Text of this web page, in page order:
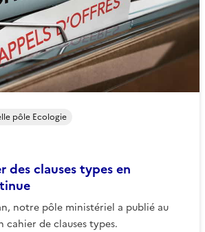
des clauses types en
notre pôle ministériel a publié au
cahier de clauses types.
pôle Ecologie